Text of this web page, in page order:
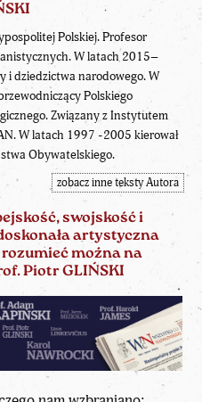
Polskiej. Profesor
W latach 2015–
i dziedzictwa narodowego. W
Polskiego
Związany z Instytutem
W latach 1997 -2005 kierował
Obywatelskiego.
zobacz inne teksty Autora
swojskość i
artystyczna
można na
Piotr GLIŃSKI